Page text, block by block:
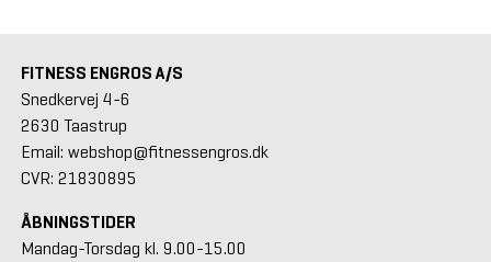
FITNESS ENGROS A/S
Snedkervej 4-6
2630 Taastrup
Email: webshop@fitnessengros.dk
CVR: 21830895
ÅBNINGSTIDER
Mandag-Torsdag kl. 9.00-15.00